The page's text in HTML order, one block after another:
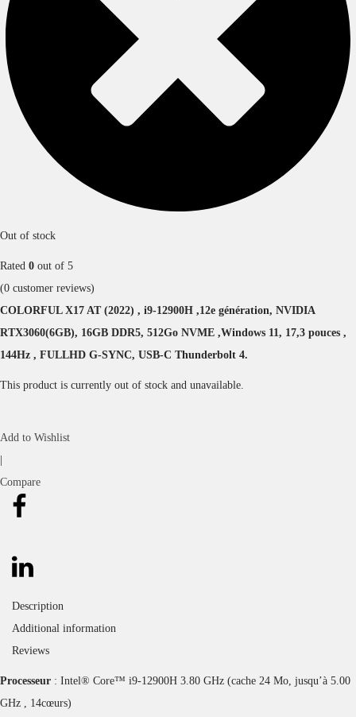
Out of stock
Rated 0 out of 5
(0 customer reviews)
COLORFUL X17 AT (2022) , i9-12900H ,12e génération, NVIDIA
RTX3060(6GB), 16GB DDR5, 512Go NVME ,Windows 11, 17,3 pouces ,
144Hz , FULLHD G-SYNC, USB-C Thunderbolt 4.
This product is currently out of stock and unavailable.
Add to Wishlist
Compare
Description
Additional information
Reviews
Processeur : Intel® Core™ i9-12900H 3.80 GHz (cache 24 Mo, jusqu’à 5.00
GHz , 14cœurs)